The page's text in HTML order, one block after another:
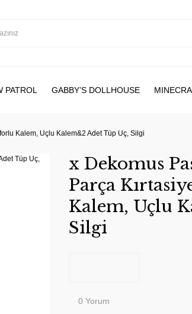
PATROL GABBY’S DOLLHOUSE
Kalem, Uçlu Kalem&2 Adet Tüp Uç, Silgi
x Dekomus
Parça
Kalem, Uçlu
Silgi
0 Yorum